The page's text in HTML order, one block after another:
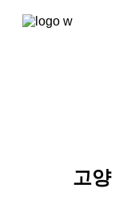
콘텐츠로
건너뛰기
고